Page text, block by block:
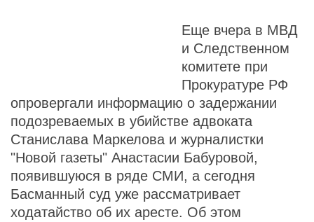
Еще вчера в МВД
и Следственном
комитете при
Прокуратуре РФ
опровергали информацию о задержании
подозреваемых в убийстве адвоката
Станислава Маркелова и журналистки
"Новой газеты" Анастасии Бабуровой,
появившуюся в ряде СМИ, а сегодня
Басманный суд уже рассматривает
ходатайство об их аресте. Об этом